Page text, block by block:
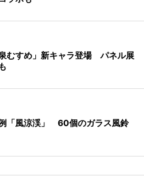
むすめ」新キャラ登場 パネル展
「風涼渓」 60個のガラス風鈴